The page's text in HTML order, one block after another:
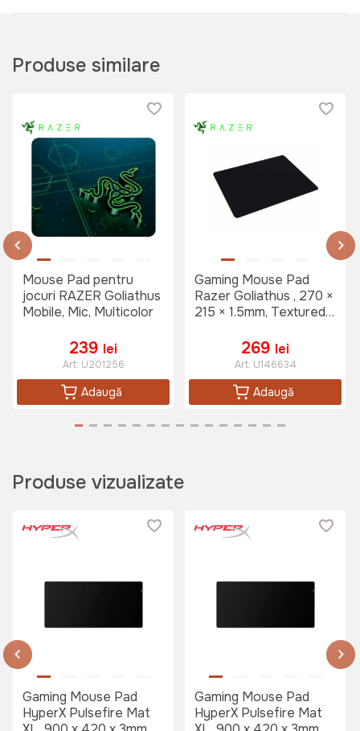
Produse similare
Mouse Pad pentru
jocuri RAZER Goliathus
Mobile, Mic, Multicolor
239 lei
Art: U201256
Adaugă
Gaming Mouse Pad
Razer Goliathus , 270 ×
215 × 1.5mm, Textured
Control, Black
269 lei
Art: U146634
Adaugă
Produse vizualizate
Gaming Mouse Pad
HyperX Pulsefire Mat
Gaming Mouse Pad
HyperX Pulsefire Mat